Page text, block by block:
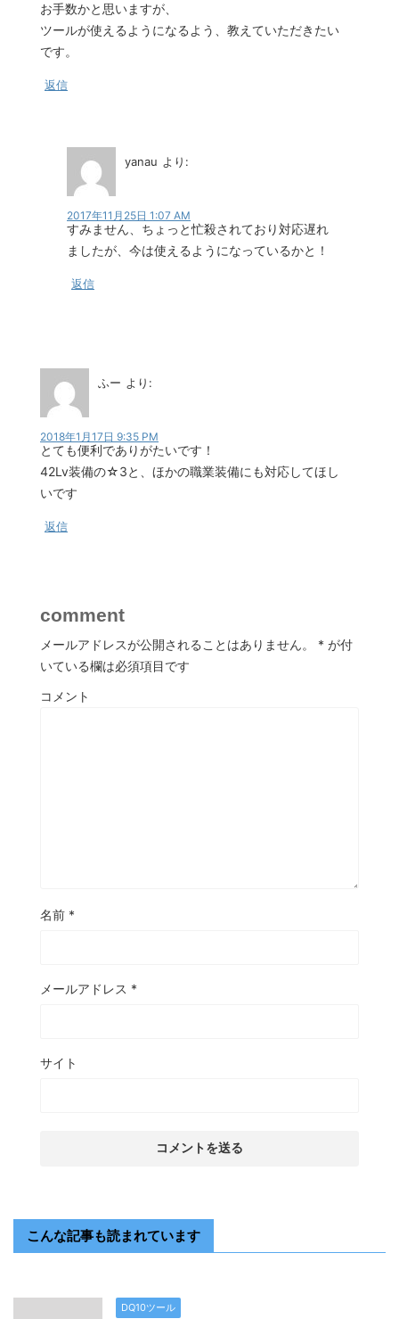
お手数かと思いますが、
ツールが使えるようになるよう、教えていただきたい
です。
返信
yanau より:
2017年11月25日 1:07 AM
すみません、ちょっと忙殺されており対応遅れ
ましたが、今は使えるようになっているかと！
返信
ふー より:
2018年1月17日 9:35 PM
とても便利でありがたいです！
42Lv装備の☆3と、ほかの職業装備にも対応してほし
いです
返信
comment
メールアドレスが公開されることはありません。 * が付
いている欄は必須項目です
コメント
名前 *
メールアドレス *
サイト
こんな記事も読まれています
DQ10ツール